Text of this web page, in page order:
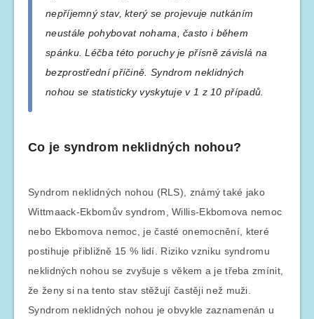
nepříjemný stav, který se projevuje nutkáním
neustále pohybovat nohama, často i během
spánku. Léčba této poruchy je přísně závislá na
bezprostřední příčině. Syndrom neklidných
nohou se statisticky vyskytuje v 1 z 10 případů.
Co je syndrom neklidných nohou?
Syndrom neklidných nohou (RLS), známý také jako
Wittmaack-Ekbomův syndrom, Willis-Ekbomova nemoc
nebo Ekbomova nemoc, je časté onemocnění, které
postihuje přibližně 15 % lidí. Riziko vzniku syndromu
neklidných nohou se zvyšuje s věkem a je třeba zmínit,
že ženy si na tento stav stěžují častěji než muži.
Syndrom neklidných nohou je obvykle zaznamenán u